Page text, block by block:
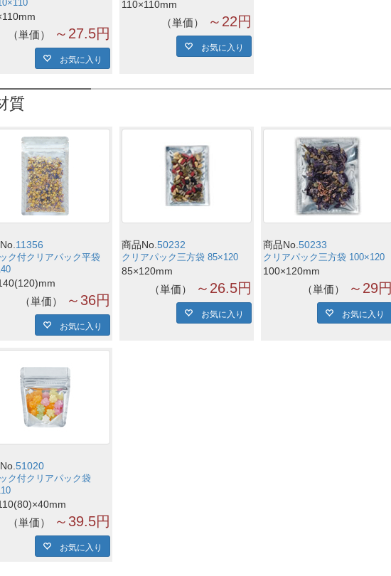
単価 ～27.5円
お気に入り
110×110mm
単価 ～22円
お気に入り
質
11356
ク付クリアパック平袋
単価 ～36円
お気に入り
商品No.50232
クリアパック三方袋 85×120
85×120mm
単価 ～26.5円
お気に入り
商品No.50233
クリアパック三方袋 100×120
100×120mm
単価 ～29円
お気に入り
51020
ク付クリアパック袋
単価 ～39.5円
お気に入り